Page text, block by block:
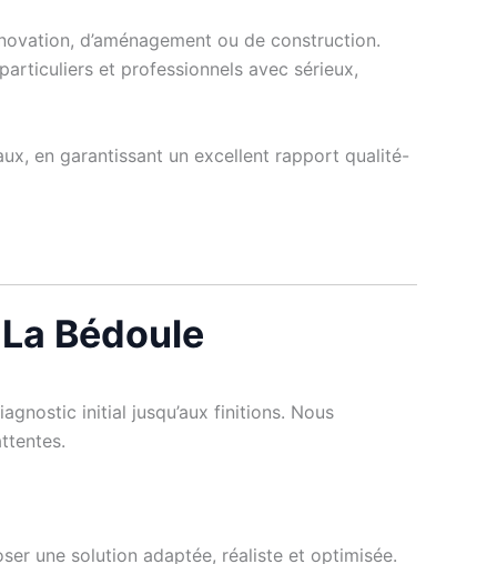
d’aménagement ou de construction.
et professionnels avec sérieux,
en garantissant un excellent rapport qualité-
Bédoule
initial jusqu’aux finitions. Nous
une solution adaptée, réaliste et optimisée.